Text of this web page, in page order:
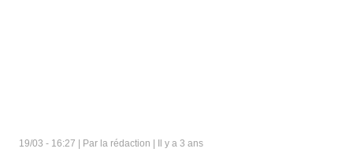
19/03 - 16:27 | Par la rédaction | Il y a 3 ans